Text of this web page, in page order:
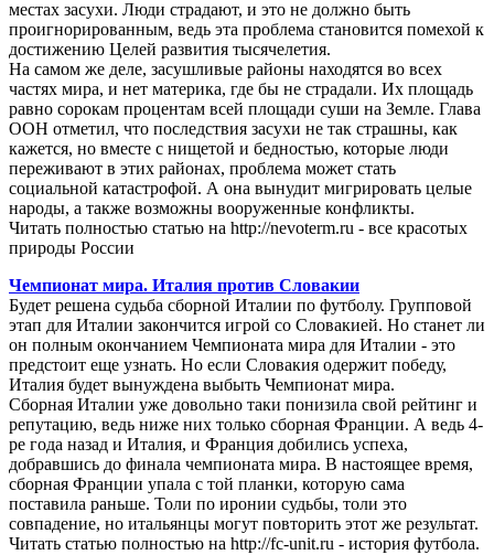
местах засухи. Люди страдают, и это не должно быть
проигнорированным, ведь эта проблема становится помехой к
достижению Целей развития тысячелетия.
На самом же деле, засушливые районы находятся во всех
частях мира, и нет материка, где бы не страдали. Их площадь
равно сорокам процентам всей площади суши на Земле. Глава
ООН отметил, что последствия засухи не так страшны, как
кажется, но вместе с нищетой и бедностью, которые люди
переживают в этих районах, проблема может стать
социальной катастрофой. А она вынудит мигрировать целые
народы, а также возможны вооруженные конфликты.
Читать полностью статью на http://nevoterm.ru - все красотых
природы России
Чемпионат мира. Италия против Словакии
Будет решена судьба сборной Италии по футболу. Групповой
этап для Италии закончится игрой со Словакией. Но станет ли
он полным окончанием Чемпионата мира для Италии - это
предстоит еще узнать. Но если Словакия одержит победу,
Италия будет вынуждена выбыть Чемпионат мира.
Сборная Италии уже довольно таки понизила свой рейтинг и
репутацию, ведь ниже них только сборная Франции. А ведь 4-
ре года назад и Италия, и Франция добились успеха,
добравшись до финала чемпионата мира. В настоящее время,
сборная Франции упала с той планки, которую сама
поставила раньше. Толи по иронии судьбы, толи это
совпадение, но итальянцы могут повторить этот же результат.
Читать статью полностью на http://fc-unit.ru - история футбола.